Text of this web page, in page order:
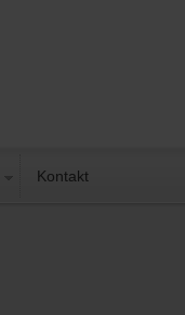
Kontakt